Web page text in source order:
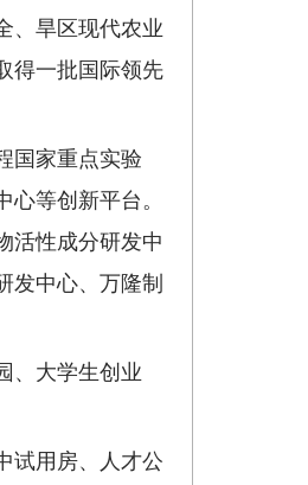
、旱区现代农业
得一批国际领先
国家重点实验
等创新平台。
活性成分研发中
发中心、万隆制
、大学生创业
试用房、人才公